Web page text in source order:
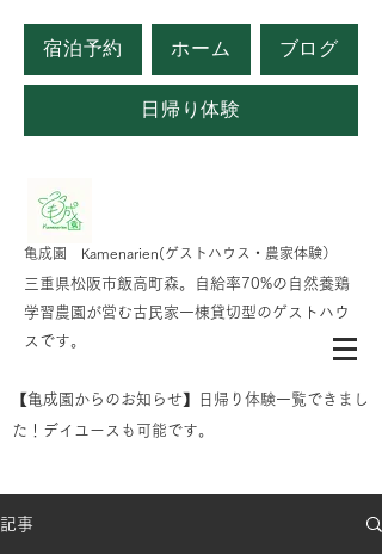
宿泊予約 ホーム ブログ
日帰り体験
​亀成園 Kamenarien(ゲストハウス・農家体験）
​​三重県松阪市飯高町森。自給率70%の自然養鶏
学習農園が営む古民家一棟貸切型のゲストハウ
スです。
​【亀成園からのお知らせ】日帰り体験一覧できまし
た！デイユースも可能です。
記事